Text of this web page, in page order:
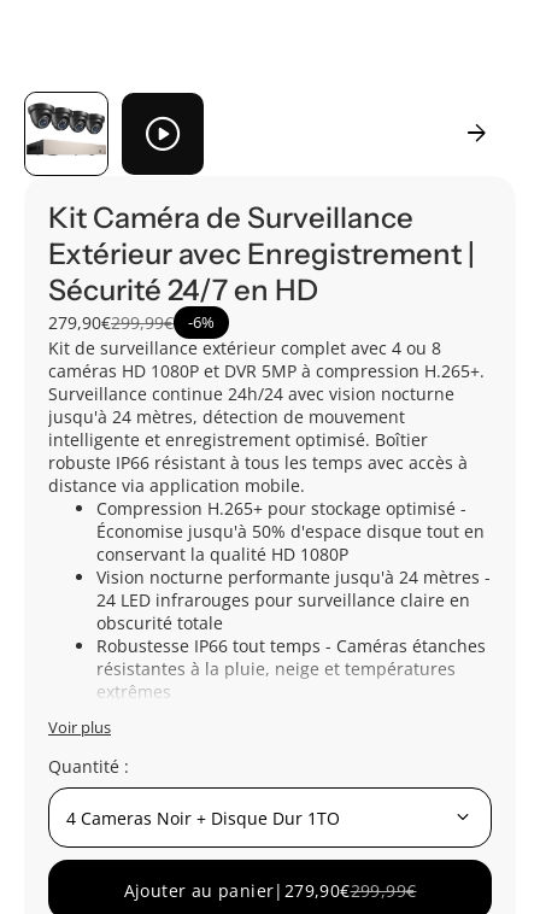
arrow_forward
play_circle
Kit Caméra de Surveillance
Extérieur avec Enregistrement |
Sécurité 24/7 en HD
279,90€299,99€ -6%
Kit de surveillance extérieur complet avec 4 ou 8
caméras HD 1080P et DVR 5MP à compression H.265+.
Surveillance continue 24h/24 avec vision nocturne
jusqu'à 24 mètres, détection de mouvement
intelligente et enregistrement optimisé. Boîtier
robuste IP66 résistant à tous les temps avec accès à
distance via application mobile.
Compression H.265+ pour stockage optimisé -
Économise jusqu'à 50% d'espace disque tout en
conservant la qualité HD 1080P
Vision nocturne performante jusqu'à 24 mètres -
24 LED infrarouges pour surveillance claire en
obscurité totale
Robustesse IP66 tout temps - Caméras étanches
résistantes à la pluie, neige et températures
extrêmes
Voir plus
Quantité :
keyboard_arrow_down
Ajouter au panier| 279,90€299,99€